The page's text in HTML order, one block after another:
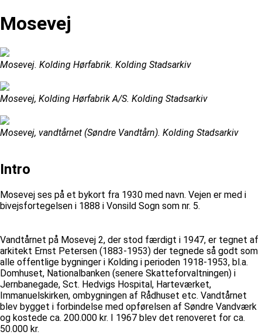
Mosevej
Mosevej. Kolding Hørfabrik. Kolding Stadsarkiv
Mosevej, Kolding Hørfabrik A/S. Kolding Stadsarkiv
Mosevej, vandtårnet (Søndre Vandtårn). Kolding Stadsarkiv
Intro
Mosevej ses på et bykort fra 1930 med navn. Vejen er med i
bivejsfortegelsen i 1888 i Vonsild Sogn som nr. 5.
Vandtårnet på Mosevej 2, der stod færdigt i 1947, er tegnet af
arkitekt Ernst Petersen (1883-1953) der tegnede så godt som
alle offentlige bygninger i Kolding i perioden 1918-1953, bl.a.
Domhuset, Nationalbanken (senere Skatteforvaltningen) i
Jernbanegade, Sct. Hedvigs Hospital, Harteværket,
Immanuelskirken, ombygningen af Rådhuset etc. Vandtårnet
blev bygget i forbindelse med opførelsen af Søndre Vandværk
og kostede ca. 200.000 kr. I 1967 blev det renoveret for ca.
50.000 kr.